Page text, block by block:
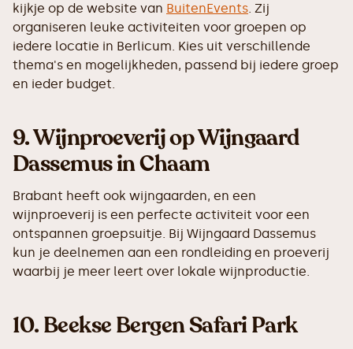
kijkje op de website van BuitenEvents. Zij
organiseren leuke activiteiten voor groepen op
iedere locatie in Berlicum. Kies uit verschillende
thema's en mogelijkheden, passend bij iedere groep
en ieder budget.
9.Wijnproeverij op Wijngaard
Dassemus in Chaam
Brabant heeft ook wijngaarden, en een
wijnproeverij is een perfecte activiteit voor een
ontspannen groepsuitje. Bij Wijngaard Dassemus
kun je deelnemen aan een rondleiding en proeverij
waarbij je meer leert over lokale wijnproductie.
10.Beekse Bergen Safari Park